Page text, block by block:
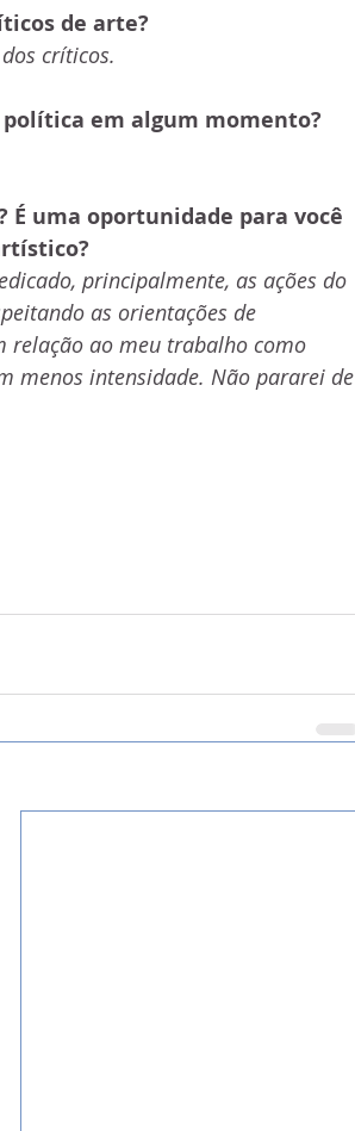
de arte?
críticos.
em algum momento?
É uma oportunidade para você
principalmente, as ações do
as orientações de
relação ao meu trabalho como
menos intensidade. Não pararei de